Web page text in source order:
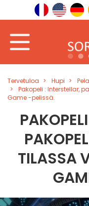
Tervetuloa Hupi
Pakopeli : Interstellar,
Game -pelissä.
TILASSA